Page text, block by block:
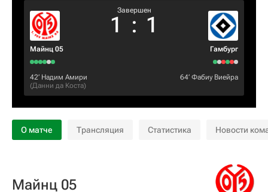
Майнц 05
Завершен
1 : 1
Гамбург
42‎’‎ Надим Амири
(Данни да Коста)
64‎’‎ Фабиу Виейра
О матче Трансляция Статистика Новости
Майнц 05